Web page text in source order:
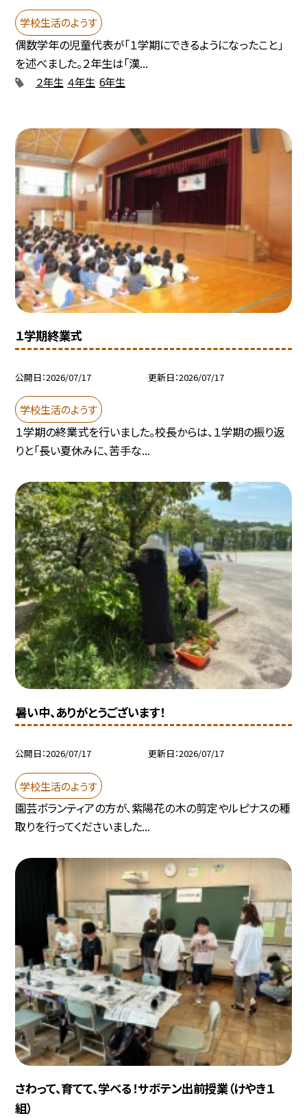
学校生活のようす
偶数学年の児童代表が「１学期にできるようになったこと」
を述べました。２年生は「漢...
２年生 ４年生 6年生
１学期終業式
公開日 2026/07/17 更新日 2026/07/17
学校生活のようす
１学期の終業式を行いました。校長からは、１学期の振り返
りと「長い夏休みに、苦手な...
暑い中、ありがとうございます！
公開日 2026/07/17 更新日 2026/07/17
学校生活のようす
園芸ボランティアの方が、紫陽花の木の剪定やルピナスの種
取りを行ってくださいました...
さわって、育てて、学べる！サボテン出前授業（けやき１
組）